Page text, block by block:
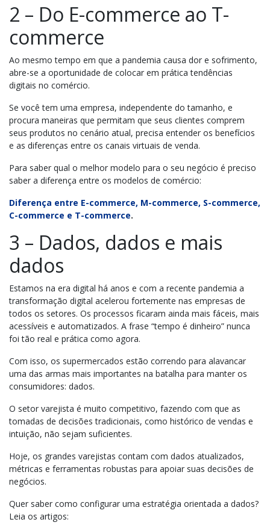
2 – Do E-commerce ao T-
commerce
Ao mesmo tempo em que a pandemia causa dor e sofrimento,
abre-se a oportunidade de colocar em prática tendências
digitais no comércio.
Se você tem uma empresa, independente do tamanho, e
procura maneiras que permitam que seus clientes comprem
seus produtos no cenário atual, precisa entender os benefícios
e as diferenças entre os canais virtuais de venda.
Para saber qual o melhor modelo para o seu negócio é preciso
saber a diferença entre os modelos de comércio:
Diferença entre E-commerce, M-commerce, S-commerce,
C-commerce e T-commerce.
3 – Dados, dados e mais
dados
Estamos na era digital há anos e com a recente pandemia a
transformação digital acelerou fortemente nas empresas de
todos os setores. Os processos ficaram ainda mais fáceis, mais
acessíveis e automatizados. A frase “tempo é dinheiro” nunca
foi tão real e prática como agora.
Com isso, os supermercados estão correndo para alavancar
uma das armas mais importantes na batalha para manter os
consumidores: dados.
O setor varejista é muito competitivo, fazendo com que as
tomadas de decisões tradicionais, como histórico de vendas e
intuição, não sejam suficientes.
Hoje, os grandes varejistas contam com dados atualizados,
métricas e ferramentas robustas para apoiar suas decisões de
negócios.
Quer saber como configurar uma estratégia orientada a dados?
Leia os artigos: